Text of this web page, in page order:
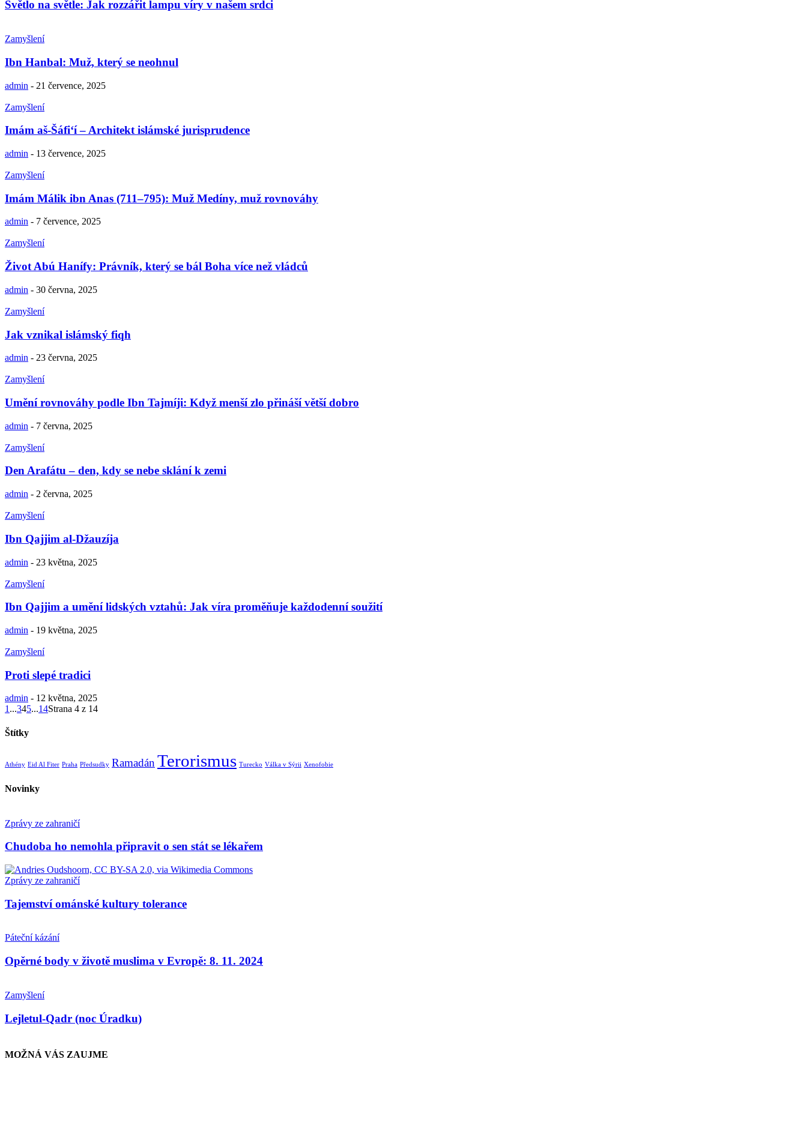
Světlo na světle: Jak rozzářit lampu víry v našem srdci
Zamyšlení
Ibn Hanbal: Muž, který se neohnul
admin - 21 července, 2025
Zamyšlení
Imám aš-Šáfi‘í – Architekt islámské jurisprudence
admin - 13 července, 2025
Zamyšlení
Imám Málik ibn Anas (711–795): Muž Medíny, muž rovnováhy
admin - 7 července, 2025
Zamyšlení
Život Abú Hanífy: Právník, který se bál Boha více než vládců
admin - 30 června, 2025
Zamyšlení
Jak vznikal islámský fiqh
admin - 23 června, 2025
Zamyšlení
Umění rovnováhy podle Ibn Tajmíji: Když menší zlo přináší větší dobro
admin - 7 června, 2025
Zamyšlení
Den Arafátu – den, kdy se nebe sklání k zemi
admin - 2 června, 2025
Zamyšlení
Ibn Qajjim al-Džauzíja
admin - 23 května, 2025
Zamyšlení
Ibn Qajjim a umění lidských vztahů: Jak víra proměňuje každodenní soužití
admin - 19 května, 2025
Zamyšlení
Proti slepé tradici
admin - 12 května, 2025
1...345...14Strana 4 z 14
Štítky
Athény Eid Al Fiter Praha Předsudky Ramadán Terorismus Turecko Válka v Sýrii Xenofobie
Novinky
Zprávy ze zahraničí
Chudoba ho nemohla připravit o sen stát se lékařem
Zprávy ze zahraničí
Tajemství ománské kultury tolerance
Páteční kázání
Opěrné body v životě muslima v Evropě: 8. 11. 2024
Zamyšlení
Lejletul-Qadr (noc Úradku)
MOŽNÁ VÁS ZAUJME